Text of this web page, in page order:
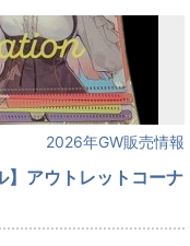
2026年GW販売情報
アウトレットコーナ